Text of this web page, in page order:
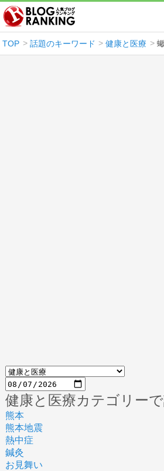
TOP 話題のキーワード 健康と医療
健康と医療カテゴリー
熊本
熊本地震
熱中症
鍼灸
お見舞い